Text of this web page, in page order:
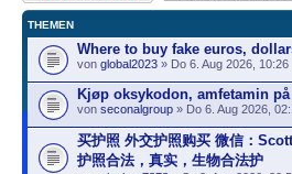
THEMEN
Where to buy fake euros,
von global2023 » Do 6. Aug 2026, 10:26
Kjøp oksykodon, amfetamin på
von seconalgroup » Do 6. Aug 2026,
买护照 外交护照购买 微信：
护照合法，真实，生物合法护